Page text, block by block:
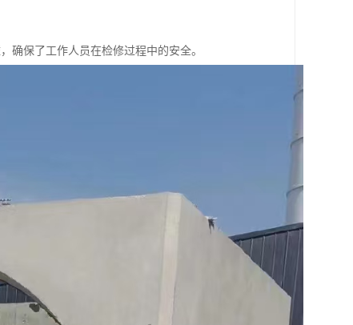
确保了工作人员在检修过程中的安全。